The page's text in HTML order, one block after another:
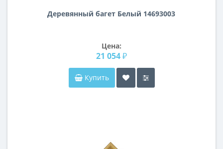
Деревянный багет Белый 14693003
Цена:
21 054 ₽
Купить